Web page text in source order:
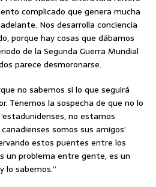
complicado que genera mucha
Nos desarrolla conciencia
porque hay cosas que dábamos
de la Segunda Guerra Mundial
parece desmoronarse.
no sabemos si lo que seguirá
Tenemos la sospecha de que no lo
no estamos
somos sus amigos’.
estos puentes entre los
un problema entre gente, es un
lo sabemos.”